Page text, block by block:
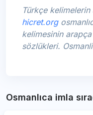
Türkçe kelimelerin
hicret.org
kelimesinin arapça
sözlükleri.
Osmanlıca imla